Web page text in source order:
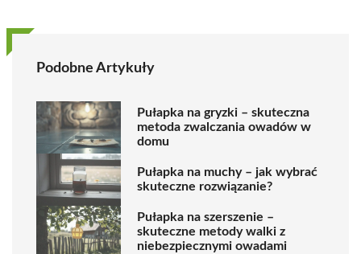
Podobne Artykuły
Pułapka na gryzki – skuteczna
metoda zwalczania owadów w
domu
Pułapka na muchy – jak wybrać
skuteczne rozwiązanie?
Pułapka na szerszenie –
skuteczne metody walki z
niebezpiecznymi owadami